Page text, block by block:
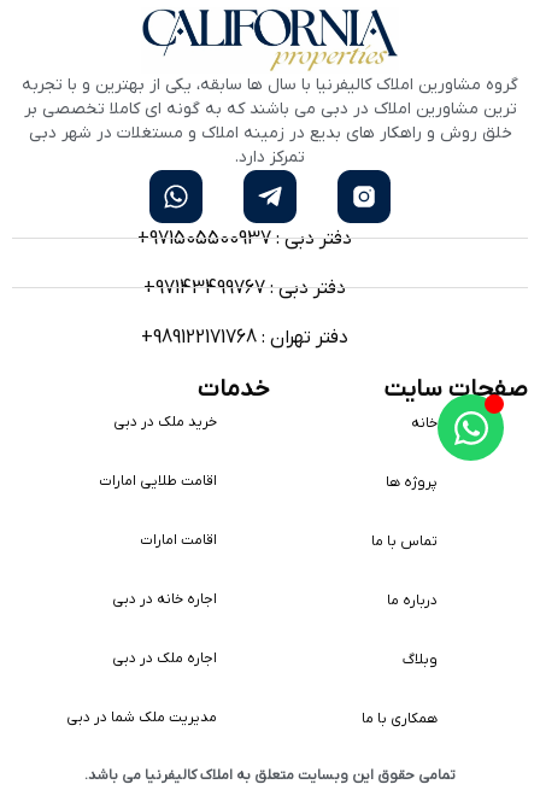
گروه مشاورین املاک کالیفرنیا با سال ها سابقه، یکی از بهترین و با تجربه
ترین مشاورین املاک در دبی می باشند که به گونه ای کاملا تخصصی بر
خلق روش و راهکار های بدیع در زمینه املاک و مستغلات در شهر دبی
تمرکز دارد.
دفتر دبی : 971505500937+
دفتر دبی : 97143499767+
دفتر تهران : 989122171768+
صفحات سایت
خانه
پروژه ها
تماس با ما
درباره ما
وبلاگ
همکاری با ما
خدمات
خرید ملک در دبی
اقامت طلایی امارات
اقامت امارات
اجاره خانه در دبی
اجاره ملک در دبی
مدیریت ملک شما در دبی
تمامی حقوق این وبسایت متعلق به املاک کالیفرنیا می باشد.